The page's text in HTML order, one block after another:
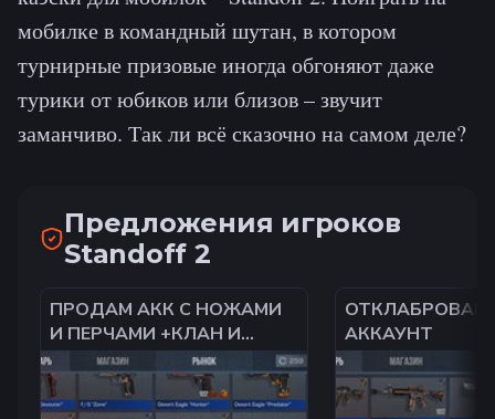
мобилке в командный шутан, в котором
турнирные призовые иногда обгоняют даже
турики от юбиков или близов – звучит
заманчиво. Так ли всё сказочно на самом деле?
Предложения игроков
Standoff 2
ПРОДАМ АКК С НОЖАМИ
И ПЕРЧАМИ +КЛАН И
ДРУГИЕ СКИНЫ
АККАУНТ